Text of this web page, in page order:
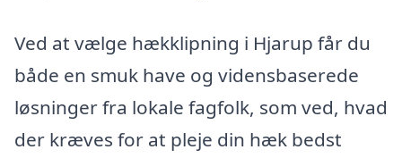
Ved at vælge hækklipning i Hjarup får du
både en smuk have og vidensbaserede
løsninger fra lokale fagfolk, som ved, hvad
der kræves for at pleje din hæk bedst